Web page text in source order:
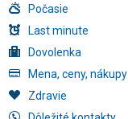
Počasie
Last minute
Dovolenka
Mena, ceny, nákupy
Zdravie